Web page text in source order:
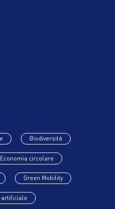
Biodiversità
Economia circolare
Green Mobility